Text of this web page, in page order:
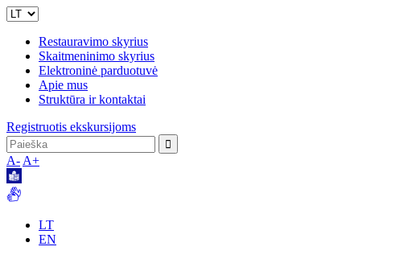
Restauravimo skyrius
Skaitmeninimo skyrius
Elektroninė parduotuvė
Apie mus
Struktūra ir kontaktai
Registruotis ekskursijoms
A- A+
LT
EN